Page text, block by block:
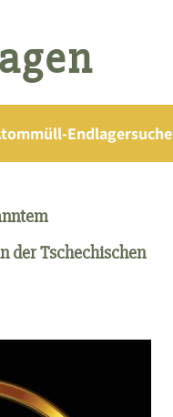
Endlagersuche
der Tschechischen